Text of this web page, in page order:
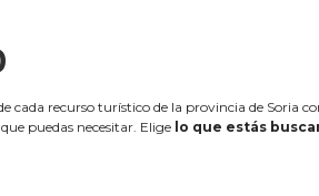
cada recurso turístico de la provincia de Soria
que puedas necesitar. Elige lo que estás